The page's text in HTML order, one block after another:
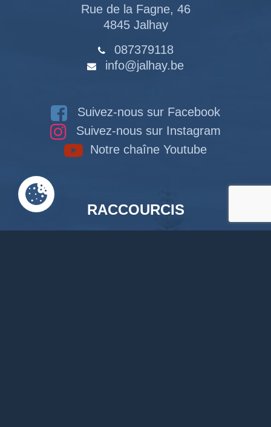
Rue de la Fagne, 46
4845 Jalhay
087379118
info@jalhay.be
Suivez-nous sur Facebook
Suivez-nous sur Instagram
Notre chaîne Youtube
RACCOURCIS